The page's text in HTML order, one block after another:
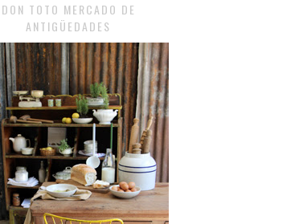
DON TOTO MERCADO DE
ANTIGÜEDADES